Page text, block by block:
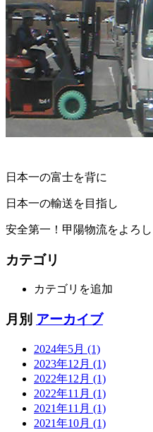
日本一の富士を背に
日本一の輸送を目指し
安全第一！甲陽物流をよろ
カテゴリ
カテゴリを追加
月別 アーカイブ
2024年5月 (1)
2023年12月 (1)
2022年12月 (1)
2022年11月 (1)
2021年11月 (1)
2021年10月 (1)